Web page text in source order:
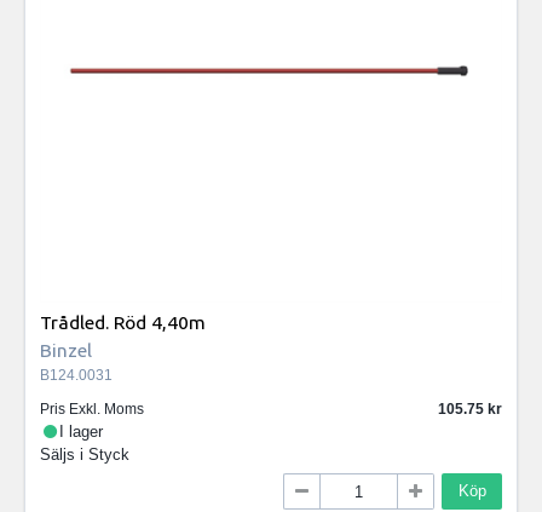
Trådled. Röd 4,40m
Binzel
B124.0031
Pris Exkl. Moms
105.75
I lager
Säljs i Styck
Köp